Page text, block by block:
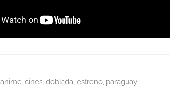
anime, cines, doblada, estreno, paraguay